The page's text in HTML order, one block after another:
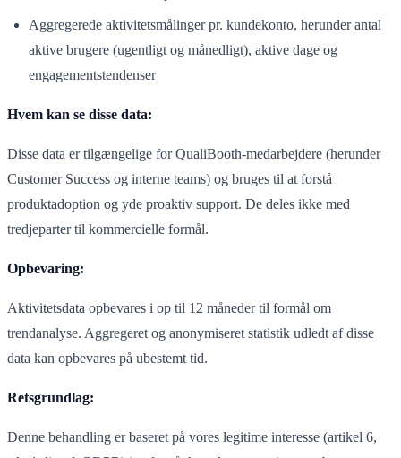
Aggregerede aktivitetsmålinger pr. kundekonto, herunder antal
aktive brugere (ugentligt og månedligt), aktive dage og
engagementstendenser
Hvem kan se disse data:
Disse data er tilgængelige for QualiBooth-medarbejdere (herunder
Customer Success og interne teams) og bruges til at forstå
produktadoption og yde proaktiv support. De deles ikke med
tredjeparter til kommercielle formål.
Opbevaring:
Aktivitetsdata opbevares i op til 12 måneder til formål om
trendanalyse. Aggregeret og anonymiseret statistik udledt af disse
data kan opbevares på ubestemt tid.
Retsgrundlag:
Denne behandling er baseret på vores legitime interesse (artikel 6,